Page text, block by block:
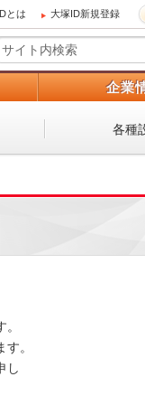
とは 大塚ID新規登録
企業
各種
。
す。
し